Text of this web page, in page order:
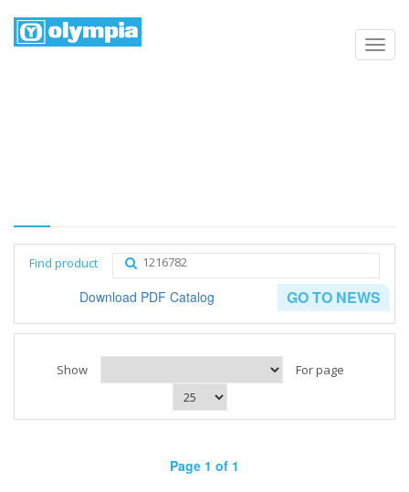
Find product
GO TO NEWS
Download PDF Catalog
Show For page
Page 1 of 1